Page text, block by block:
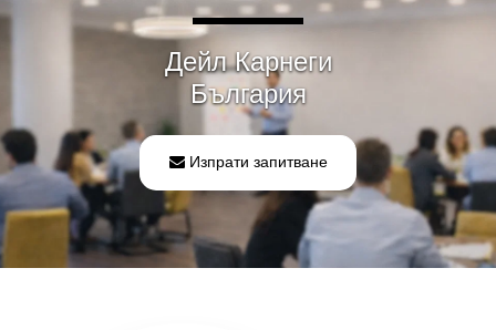
Дейл Карнеги
България
Изпрати запитване